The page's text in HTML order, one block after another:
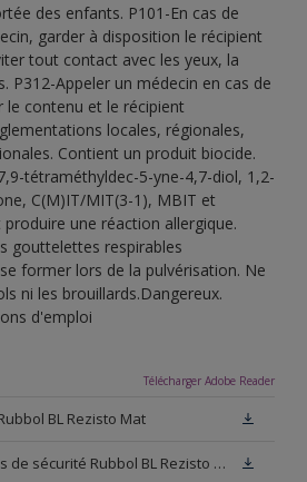
des enfants. P101-En cas de
garder à disposition le récipient
tout contact avec les yeux, la
P312-Appeler un médecin en cas de
le contenu et le récipient
locales, régionales,
Contient un produit biocide.
tétraméthyldec-5-yne-4,7-diol, 1,2-
C(M)IT/MIT(3-1), MBIT et
une réaction allergique.
gouttelettes respirables
former lors de la pulvérisation. Ne
ni les brouillards.Dangereux.
d'emploi
Télécharger Adobe Reader
BL Rezisto Mat
Fiche de données de sécurité Rubbol BL Rezisto Mat Base W05